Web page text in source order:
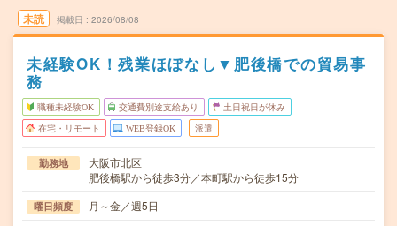
未読 掲載日 2026/08/08
未経験OK！残業ほぼなし▼肥後橋での貿易事
務
職種未経験OK 交通費別途支給あり 土日祝日が休み
在宅・リモート WEB登録OK 派遣
勤務地
大阪市北区
肥後橋駅から徒歩3分／本町駅から徒歩15分
曜日頻度 月～金／週5日